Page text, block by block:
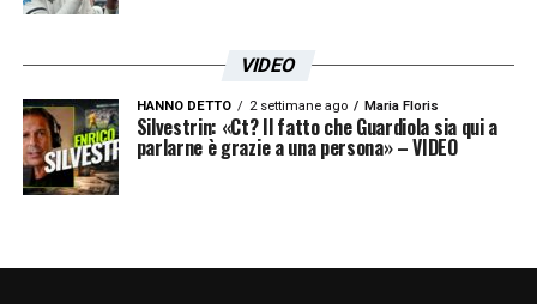
VIDEO
HANNO DETTO 2 settimane ago Maria Floris
Silvestrin: «Ct? Il fatto che Guardiola sia qui a
parlarne è grazie a una persona» – VIDEO